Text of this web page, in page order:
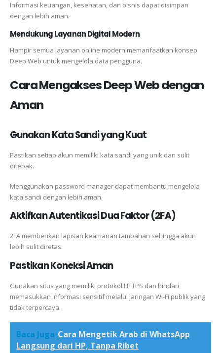
Informasi keuangan, kesehatan, dan bisnis dapat disimpan
dengan lebih aman.
Mendukung Layanan Digital Modern
Hampir semua layanan online modern memanfaatkan konsep
Deep Web untuk mengelola data pengguna.
Cara Mengakses Deep Web dengan
Aman
Gunakan Kata Sandi yang Kuat
Pastikan setiap akun memiliki kata sandi yang unik dan sulit
ditebak.
Menggunakan password manager dapat membantu mengelola
kata sandi dengan lebih aman.
Aktifkan Autentikasi Dua Faktor (2FA)
2FA memberikan lapisan keamanan tambahan sehingga akun
lebih sulit diretas.
Pastikan Koneksi Aman
Gunakan situs yang memiliki protokol HTTPS dan hindari
memasukkan informasi sensitif melalui jaringan Wi-Fi publik yang
tidak terpercaya.
Baca Juga Cara Mengetik Arab di WhatsApp
Langsung dari HP, Tanpa Ribet